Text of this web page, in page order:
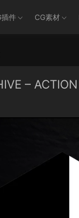
插件 CG素材
–